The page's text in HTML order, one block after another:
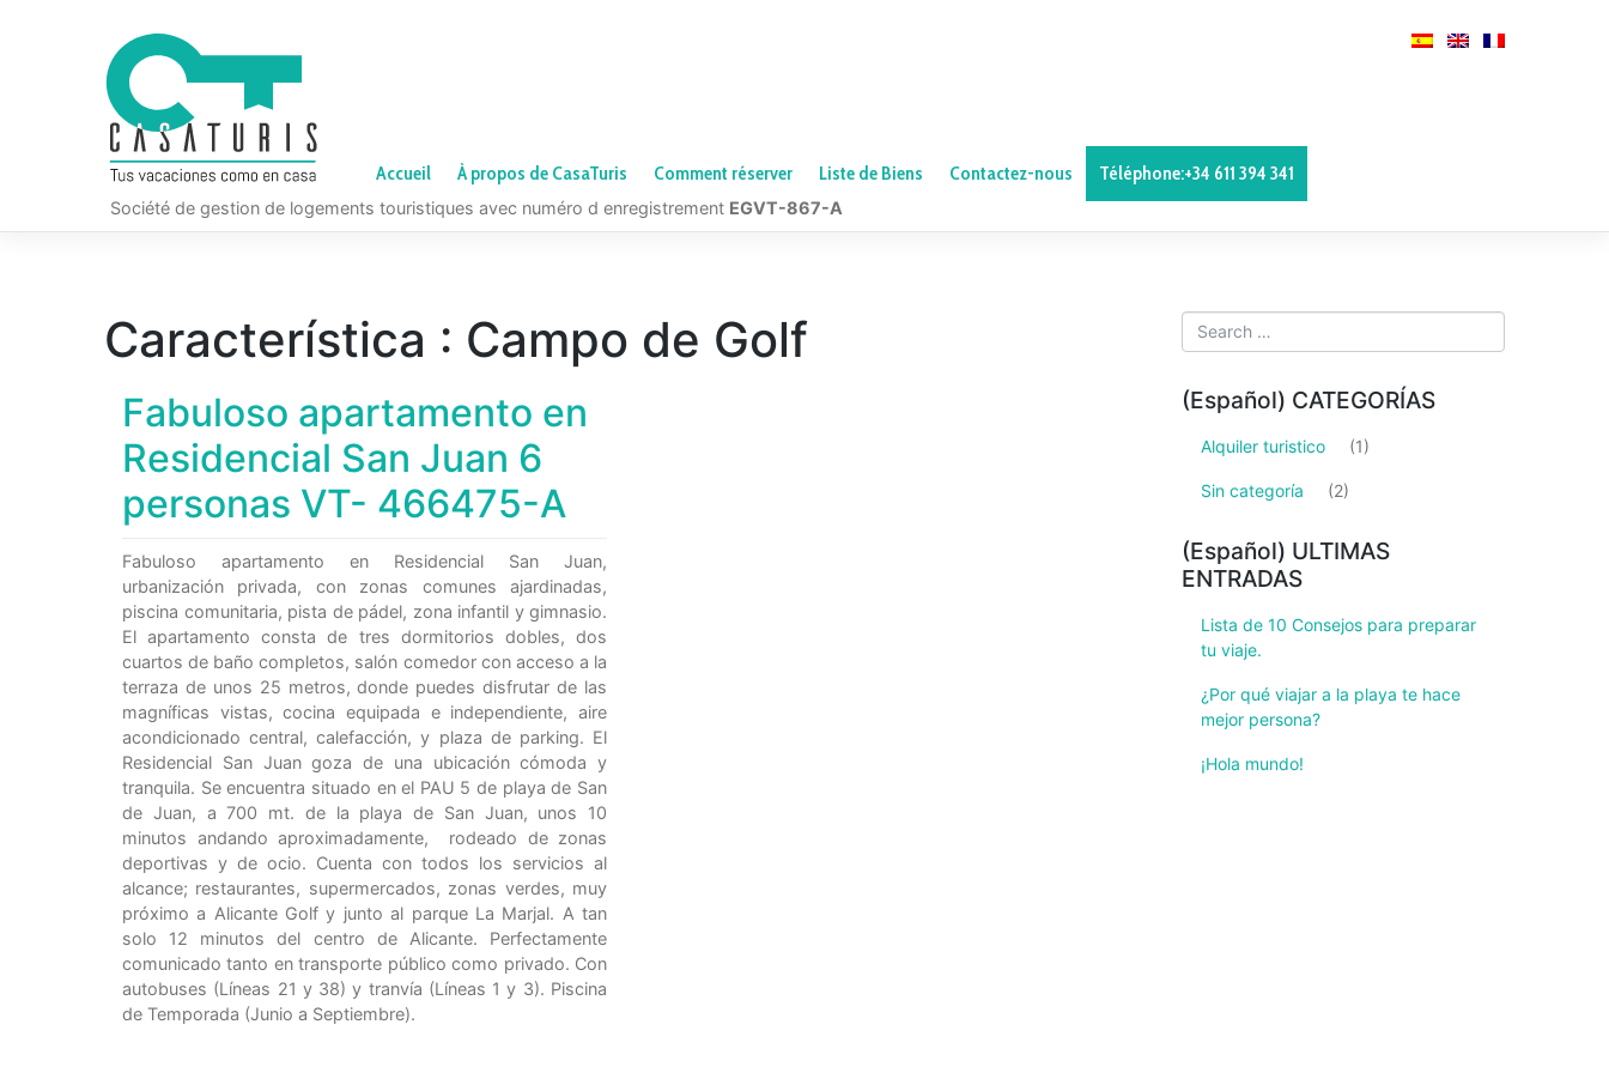
Accueil À propos de CasaTuris Comment réserver Liste de Biens Contactez-nous Téléphone:+34 611 394 341
Société de gestion de logements touristiques avec numéro d enregistrement EGVT-867-A
Característica : Campo de Golf
Fabuloso apartamento en
Residencial San Juan 6
personas VT- 466475-A
Fabuloso apartamento en Residencial San Juan,
urbanización privada, con zonas comunes ajardinadas,
piscina comunitaria, pista de pádel, zona infantil y gimnasio.
El apartamento consta de tres dormitorios dobles, dos
cuartos de baño completos, salón comedor con acceso a la
terraza de unos 25 metros, donde puedes disfrutar de las
magníficas vistas, cocina equipada e independiente, aire
acondicionado central, calefacción, y plaza de parking. El
Residencial San Juan goza de una ubicación cómoda y
tranquila. Se encuentra situado en el PAU 5 de playa de San
de Juan, a 700 mt. de la playa de San Juan, unos 10
minutos andando aproximadamente, rodeado de zonas
deportivas y de ocio. Cuenta con todos los servicios al
alcance; restaurantes, supermercados, zonas verdes, muy
próximo a Alicante Golf y junto al parque La Marjal. A tan
solo 12 minutos del centro de Alicante. Perfectamente
comunicado tanto en transporte público como privado. Con
autobuses (Líneas 21 y 38) y tranvía (Líneas 1 y 3). Piscina
de Temporada (Junio a Septiembre).
(Español) CATEGORÍAS
Alquiler turistico (1)
Sin categoría (2)
(Español) ULTIMAS
ENTRADAS
Lista de 10 Consejos para preparar
tu viaje.
¿Por qué viajar a la playa te hace
mejor persona?
¡Hola mundo!